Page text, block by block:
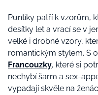
Puntíky patří k vzorům,
desítky let a vrací se v
velké i drobné vzory,
romantickým stylem. S
Francouzky, které si
nechybí šarm a sex-
vypadají skvěle na